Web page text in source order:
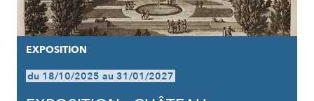
EXPOSITION
du 18/10/2025 au 31/01/2027